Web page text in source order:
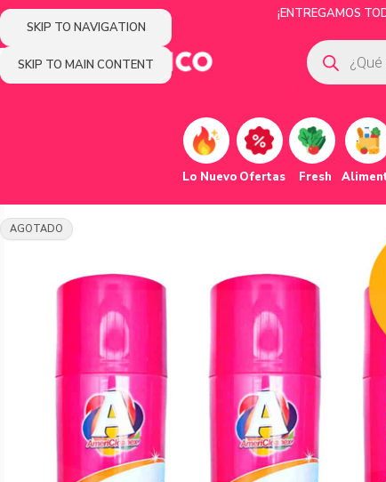
SKIP TO NAVIGATION
SKIP TO MAIN CONTENT
¡ENTREGAMOS
Lo Nuevo Ofertas Fresh
AGOTADO